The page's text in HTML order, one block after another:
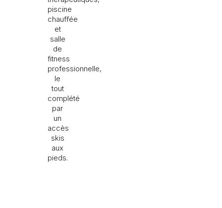
piscine
chauffée
et
salle
de
fitness
professionnelle,
le
tout
complété
par
un
accès
skis
aux
pieds.